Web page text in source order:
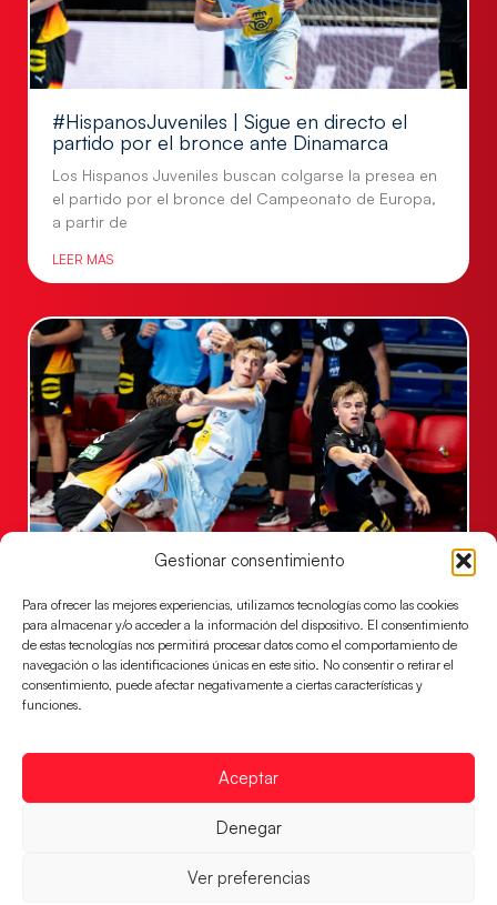
Gestionar consentimiento
Para ofrecer las mejores experiencias, utilizamos tecnologías como las cookies
para almacenar y/o acceder a la información del dispositivo. El consentimiento
de estas tecnologías nos permitirá procesar datos como el comportamiento de
navegación o las identificaciones únicas en este sitio. No consentir o retirar el
consentimiento, puede afectar negativamente a ciertas características y
funciones.
Aceptar
Denegar
Ver preferencias
#HispanosJuveniles | Sigue en directo el
partido por el bronce ante Dinamarca
Los Hispanos Juveniles buscan colgarse la presea en
el partido por el bronce del Campeonato de Europa,
a partir de
LEER MÁS
Una revancha contra Dinamarca para
Los Hispanos Juveniles buscan colgarse la presea en
el partido por el bronce del Campeonato de Europa,
mañana a las
LEER MÁS